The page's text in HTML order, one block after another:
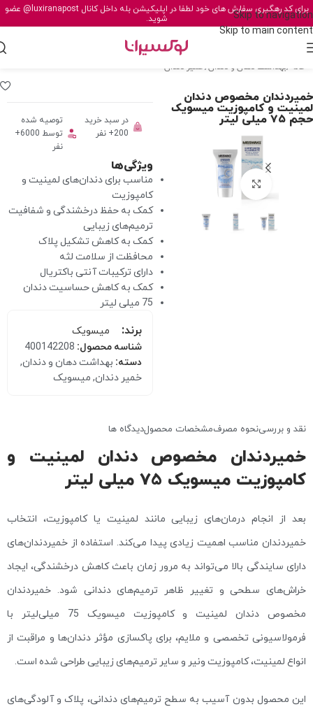
Skip to navigation
Skip to main content
برای کد رهگیری سفارش های خود لطفا در اپلیکیشن بله داخل کانال@luxiranapost عضو
شوید.
خانه /بهداشت دهان و دندان / خمیر دندان
خمیردندان مخصوص دندان
لمینیت و کامپوزیت میسویک
حجم ۷۵ میلی لیتر
برای بزرگنمایی کلیک کنید
در سبد خرید
200+ نفر
توصیه شده
توسط 6000+
نفر
ویژگی‌ها
مناسب برای دندان‌های لمینیت و
کامپوزیت
کمک به حفظ درخشندگی و شفافیت
ترمیم‌های زیبایی
کمک به کاهش تشکیل پلاک
محافظت از سلامت لثه
دارای ترکیبات آنتی‌ باکتریال
کمک به کاهش حساسیت دندان
75 میلی لیتر
برند:
میسویک
شناسه محصول: 400142208
دسته: بهداشت دهان و دندان,
خمیر دندان, میسویک
نقد و بررسینحوه مصرفمشخصات محصولدیدگاه ها
خمیردندان مخصوص دندان لمینیت و
کامپوزیت میسویک 75 میلی‌ لیتر
بعد از انجام درمان‌های زیبایی مانند لمینیت یا کامپوزیت، انتخاب
خمیردندان مناسب اهمیت زیادی پیدا می‌کند. استفاده از خمیردندان‌های
دارای سایندگی بالا می‌تواند به مرور زمان باعث کاهش درخشندگی، ایجاد
خراش‌های سطحی و تغییر ظاهر ترمیم‌های دندانی شود. خمیردندان
مخصوص دندان لمینیت و کامپوزیت میسویک 75 میلی‌لیتر با
فرمولاسیونی تخصصی و ملایم، برای پاکسازی مؤثر دندان‌ها و مراقبت از
انواع لمینیت، کامپوزیت ونیر و سایر ترمیم‌های زیبایی طراحی شده است.
این محصول بدون آسیب به سطح ترمیم‌های دندانی، پلاک و آلودگی‌های